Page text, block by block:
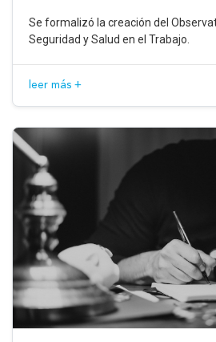
Se formalizó la creación del
Seguridad y Salud en el Trabajo.
leer más +